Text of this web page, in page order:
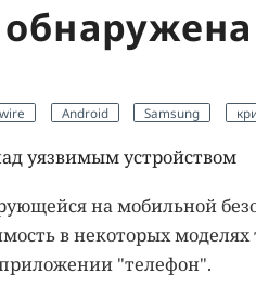
Android Samsung
уязвимым устройством
на мобильной
в некоторых моделях
"телефон".